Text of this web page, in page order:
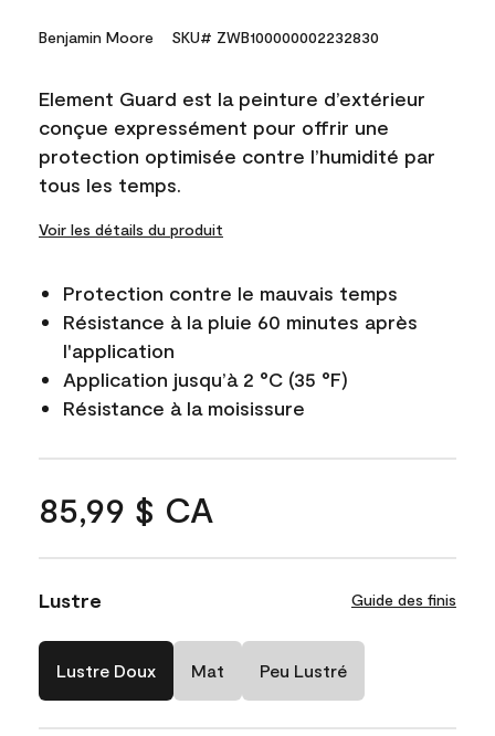
Benjamin Moore SKU# ZWB100000002232830
Element Guard est la peinture d’extérieur
conçue expressément pour offrir une
protection optimisée contre l’humidité par
tous les temps.
Voir les détails du produit
Protection contre le mauvais temps
Résistance à la pluie 60 minutes après
l'application
Application jusqu’à 2 °C (35 °F)
Résistance à la moisissure
85,99 $ CA
Lustre Guide des finis
Lustre Doux Mat Peu Lustré